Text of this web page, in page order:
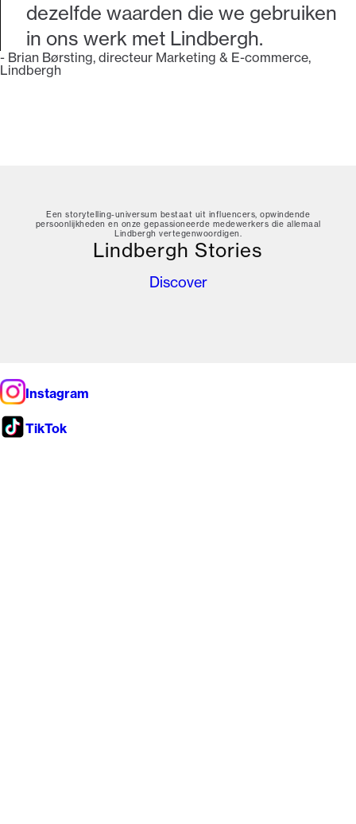
dezelfde waarden die we gebruiken
in ons werk met Lindbergh.
- Brian Børsting, directeur Marketing & E-commerce,
Lindbergh
Een storytelling-universum bestaat uit influencers, opwindende
persoonlijkheden en onze gepassioneerde medewerkers die allemaal
Lindbergh vertegenwoordigen.
Lindbergh Stories
Discover
Instagram
TikTok